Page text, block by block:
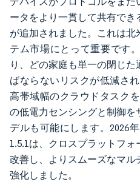
ータをより一貫して共有でき
が追加されました。これは
テム市場にとって重要です
り、どの家庭も単一の閉じ
ばならないリスクが低減さ
高帯域幅のクラウドタスク
の低電力センシングと制御
デルも可能にします。2026
1.5.1は、クロスプラットフ
改善し、よりスムーズなマ
強化しました。